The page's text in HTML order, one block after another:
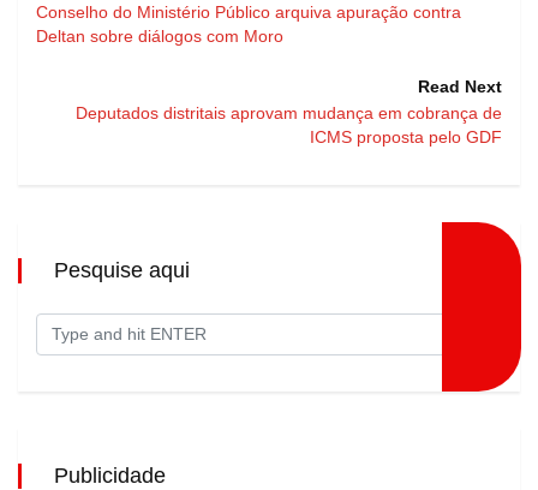
Conselho do Ministério Público arquiva apuração contra
Deltan sobre diálogos com Moro
Read Next
Deputados distritais aprovam mudança em cobrança de
ICMS proposta pelo GDF
Pesquise aqui
Publicidade